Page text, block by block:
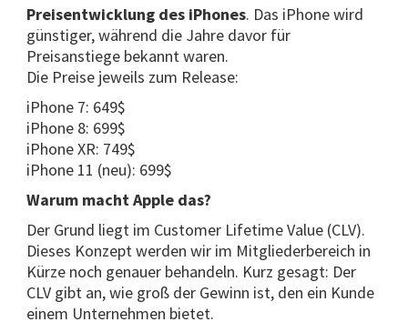
Preisentwicklung des iPhones. Das iPhone wird
günstiger, während die Jahre davor für
Preisanstiege bekannt waren.
Die Preise jeweils zum Release:
iPhone 7: 649$
iPhone 8: 699$
iPhone XR: 749$
iPhone 11 (neu): 699$
Warum macht Apple das?
Der Grund liegt im Customer Lifetime Value (CLV).
Dieses Konzept werden wir im Mitgliederbereich in
Kürze noch genauer behandeln. Kurz gesagt: Der
CLV gibt an, wie groß der Gewinn ist, den ein Kunde
einem Unternehmen bietet.